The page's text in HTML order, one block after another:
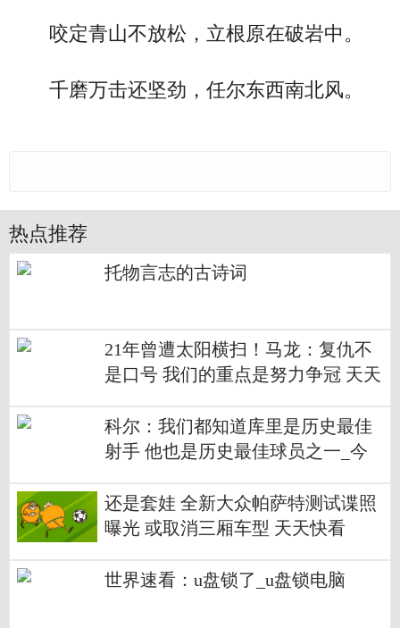
咬定青山不放松，立根原在破岩中。
千磨万击还坚劲，任尔东西南北风。
热点推荐
托物言志的古诗词
21年曾遭太阳横扫！马龙：复仇不
是口号 我们的重点是努力争冠 天天
科尔：我们都知道库里是历史最佳
射手 他也是历史最佳球员之一_今
还是套娃 全新大众帕萨特测试谍照
曝光 或取消三厢车型 天天快看
世界速看：u盘锁了_u盘锁电脑